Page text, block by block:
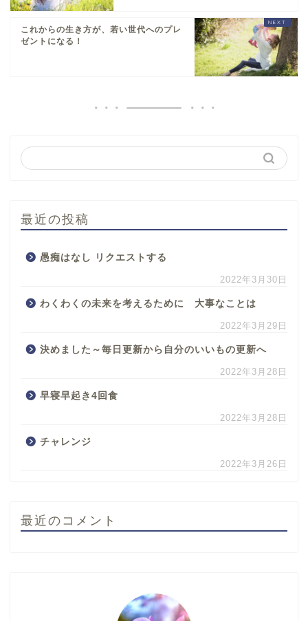
これからの生き方が、若い世代へのプレ
ゼントになる！
最近の投稿
愚痴はなし リクエストする
2022年3月30日
わくわくの未来を考えるために 大事なことは
2022年3月29日
決めました～毎日更新から自分のいいもの更新へ
2022年3月28日
早寝早起き4回食
2022年3月28日
チャレンジ
2022年3月26日
最近のコメント